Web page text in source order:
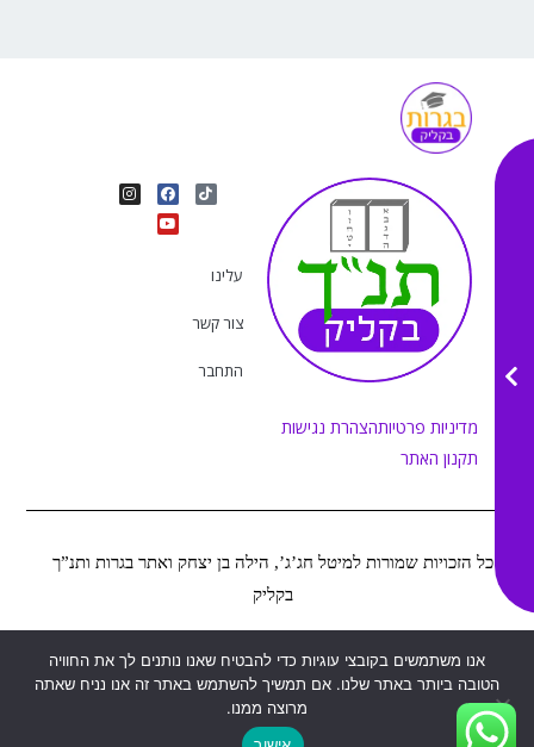
מדיניות פרטיותהצהרת נגישות
תקנון האתר
T
i
F
a
c
e
I
n
Y
o
u
t
עלינו
צור קשר
התחבר
כל הזכויות שמורות למיטל חג’ג’, הילה בן יצחק ואתר בגרות ותנ”ך
בקליק
©נבנה ע”י2022
Web&MOR
אנו משתמשים בקובצי עוגיות כדי להבטיח שאנו נותנים לך את החוויה
הטובה ביותר באתר שלנו. אם תמשיך להשתמש באתר זה אנו נניח שאתה
מרוצה ממנו.